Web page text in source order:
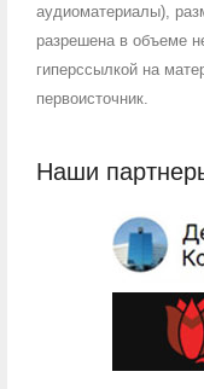
аудиоматериалы),
разрешена в объеме
гиперссылкой на
первоисточник.
Наши